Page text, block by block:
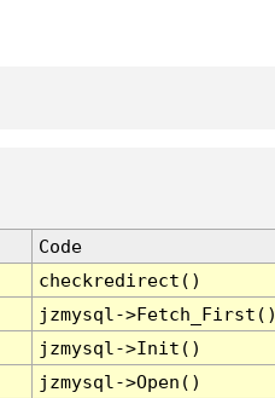
Code
checkredirect()
jzmysql-
jzmysql->Init()
jzmysql->Open()